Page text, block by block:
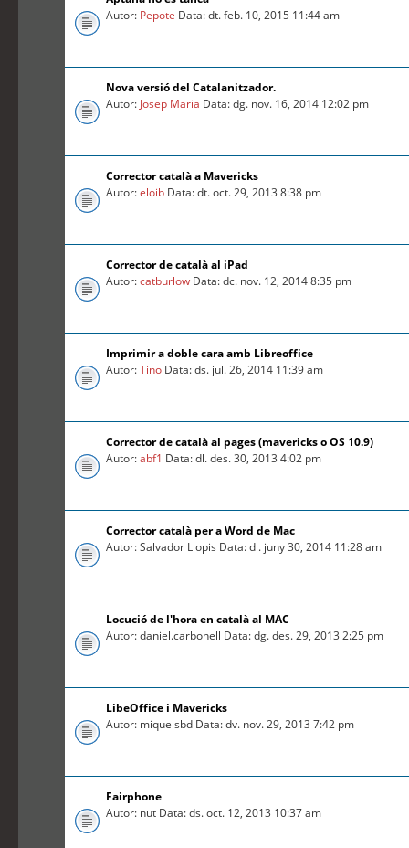
Autor: Pepote Data: dt. feb. 10, 2015 11:44 am
Nova versió del Catalanitzador.
Autor: Josep Maria Data: dg. nov. 16, 2014 12:02 pm
Corrector català a Mavericks
Autor:eloib Data: dt. oct. 29, 2013 8:38 pm
Corrector de català al iPad
Autor:catburlow Data: dc. nov. 12, 2014 8:35 pm
Imprimir a doble cara amb Libreoffice
Autor:Tino Data: ds. jul. 26, 2014 11:39 am
Corrector de català al pages (mavericks o OS 10.9)
Autor:abf1 Data: dl. des. 30, 2013 4:02 pm
Corrector català per a Word de Mac
Autor: Salvador Llopis Data: dl. juny 30, 2014 11:28 am
Locució de l'hora en català al MAC
Autor: daniel.carbonell Data: dg. des. 29, 2013 2:25 pm
LibeOffice i Mavericks
Autor: miquelsbd Data: dv. nov. 29, 2013 7:42 pm
Fairphone
Autor: nut Data: ds. oct. 12, 2013 10:37 am